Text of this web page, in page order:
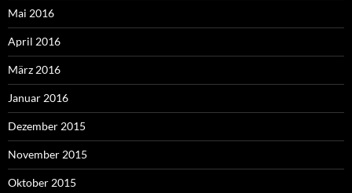
Mai 2016
April 2016
März 2016
Januar 2016
Dezember 2015
November 2015
Oktober 2015